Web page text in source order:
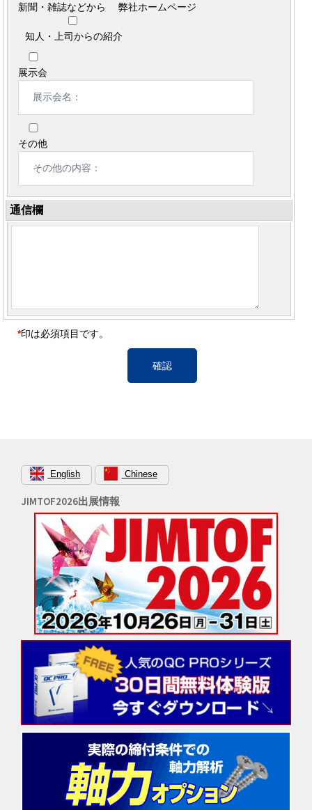
新聞・雑誌などから 弊社ホームページ
知人・上司からの紹介
展示会
その他
通信欄
*印は必須項目です。
English Chinese
JIMTOF2026出展情報